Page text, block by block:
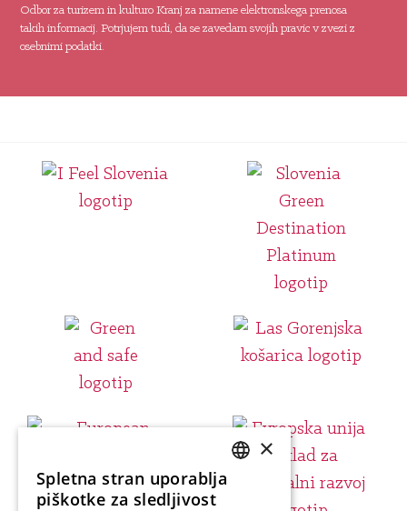
Odbor za turizem in kulturo Kranj za namene elektronskega prenosa
takih informacij. Potrjujem tudi, da se zavedam svojih pravic v zvezi z
osebnimi podatki.
SLOVENIAN
×
Spletna stran uporablja
piškotke za sledljivost